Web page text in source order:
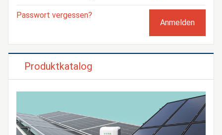
Passwort vergessen?
Produktkatalog